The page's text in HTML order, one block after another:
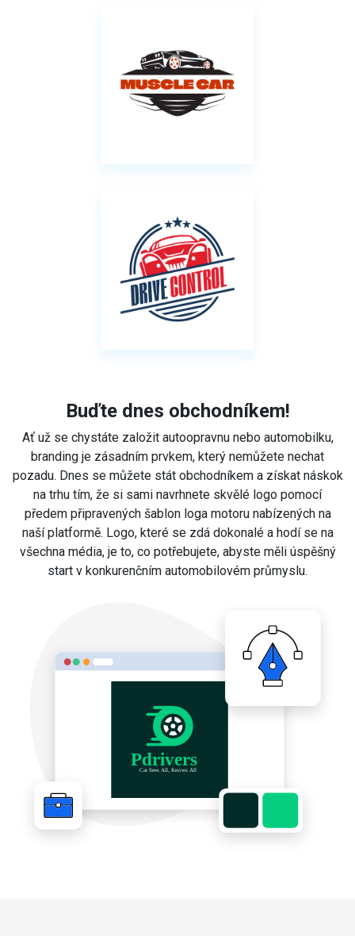
Buďte dnes obchodníkem!
Ať už se chystáte založit autoopravnu nebo automobilku,
branding je zásadním prvkem, který nemůžete nechat
pozadu. Dnes se můžete stát obchodníkem a získat náskok
na trhu tím, že si sami navrhnete skvělé logo pomocí
předem připravených šablon loga motoru nabízených na
naší platformě. Logo, které se zdá dokonalé a hodí se na
všechna média, je to, co potřebujete, abyste měli úspěšný
start v konkurenčním automobilovém průmyslu.